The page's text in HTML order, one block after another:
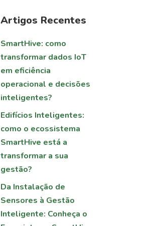
Artigos Recentes
SmartHive: como
transformar dados IoT
em eficiência
operacional e decisões
inteligentes?
Edifícios Inteligentes:
como o ecossistema
SmartHive está a
transformar a sua
gestão?
Da Instalação de
Sensores à Gestão
Inteligente: Conheça o